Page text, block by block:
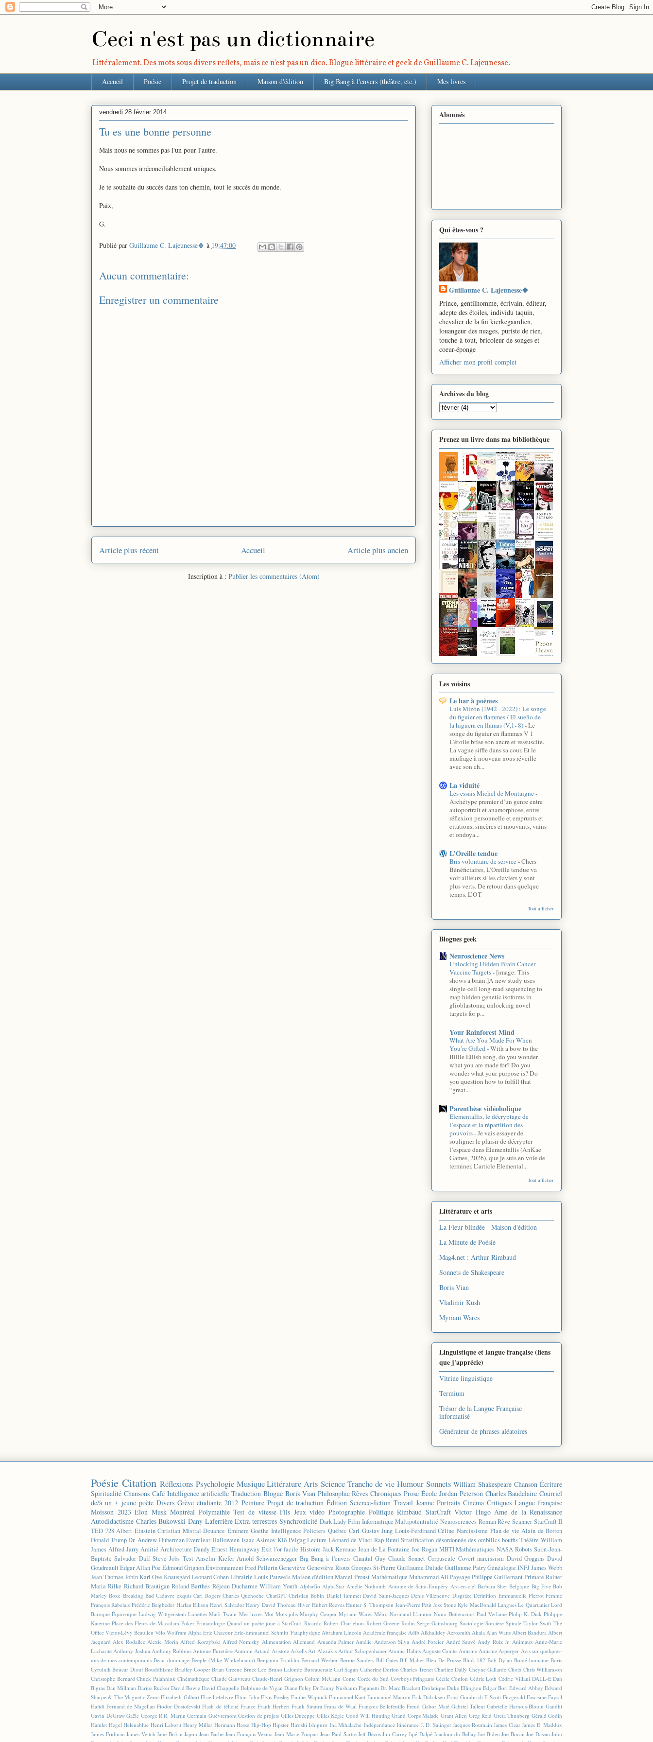
Ceci n'est pas un dictionnaire
Littéralement. Des mots sous divers reflets, mais ce n'est pas un dico. Blogue littéraire et geek de Guillaume C. Lajeunesse.
Accueil Poésie Projet de traduction Maison d'édition Big Bang à l'envers (théâtre, etc.) Mes livres
vendredi 28 février 2014
Tu es une bonne personne
Mais nous ne sommes pas l'un pour l'autre.
Nous sommes irréconciliablement uniques.
Je te souhaite du succès dans ton chemin, tout le succès du monde.
Paix,
G.
Publié par Guillaume C. Lajeunesse🍀 à 19:47:00
Aucun commentaire:
Enregistrer un commentaire
Article plus récent Article plus ancien
Accueil
Inscription à : Publier les commentaires (Atom)
Abonnés
Qui êtes-vous ?
Guillaume C. Lajeunesse🍀
Prince, gentilhomme, écrivain, éditeur,
adepte des étoiles, individu taquin,
chevalier de la foi kierkegaardien,
louangeur des nuages, puriste de rien,
touche-à-tout, bricoleur de songes et
coeur-éponge
Afficher mon profil complet
Archives du blog
Prenez un livre dans ma bibliothèque
Les voisins
Le bar à poèmes
Luis Mizón (1942 - 2022) : Le songe
du figuier en flammes / El sueño de
la higuera en llamas (V,1- 8)-Le
songe du figuier en flammes V 1
L’étoile brise son ancre et ressuscite.
La vague siffle dans sa cour. Et le
naufrage à nouveau nous réveille
avec son ch...
La viduité
Les essais Michel de Montaigne-
Archétype premier d’un genre entre
autoportrait et anamorphose, entre
réflexion personnelle et emprunts et
citations, sincères et mouvants, vains
et ondoya...
L’Oreille tendue
Bris volontaire de service-Chers
Bénéficiaires, L’Oreille tendue va
voir ailleurs si les claviers y sont
plus verts. De retour dans quelque
temps. L’OT
Tout afficher
Blogues geek
Neuroscience News
Unlocking Hidden Brain Cancer
Vaccine Targets- [image: This
shows a brain.]A new study uses
single-cell long-read sequencing to
map hidden genetic isoforms in
glioblastoma, unlocking novel
targets for p...
Your Rainforest Mind
What Are You Made For When
You’re Gifted-With a bow to the
Billie Eilish song, do you wonder
what you are made for? Do you
wonder what your purpose is? Do
you question how to fulfill that
“great...
Parenthèse vidéoludique
Elementallis, le décryptage de
l’espace et la répartition des
pouvoirs-Je vais essayer de
souligner le plaisir de décrypter
l’espace dans Elementallis (AnKae
Games, 2026), que je suis en voie de
terminer. L’article Elemental...
Tout afficher
Littérature et arts
La Fleur blindée - Maison d'édition
La Minute de Poésie
Mag4.net : Arthur Rimbaud
Sonnets de Shakespeare
Boris Vian
Vladimir Kush
Myriam Wares
Linguistique et langue française (liens
que j'apprécie)
Vitrine linguistique
Termium
Trésor de la Langue Française
informatisé
Générateur de phrases aléatoires
Poésie Citation Réflexions Psychologie Musique Littérature Arts Science Tranche de vie Humour Sonnets William Shakespeare Chanson Écriture
Spiritualité Chansons Café Intelligence artificielle Traduction Blogue Boris Vian Philosophie Rêves Chroniques Prose École Jordan Peterson Charles Baudelaire Courriel
de/à un ± jeune poète Divers Grève étudiante 2012 Peinture Projet de traduction Édition Science-fiction Travail Jeanne Portraits Cinéma Critiques Langue française
Moisson 2023 Elon Musk Montréal Polymathie Test de vitesse Fils Jeux vidéo Photographie Politique Rimbaud StarCraft Victor Hugo Âme de la Renaissance
Autodidactisme Charles Bukowski Dany Laferrière Extra-terrestres Synchronicité Dark Lady Film Informatique Multipotentialité Neurosciences Roman Rêve Scanner StarCraft II
TED 728 Albert Einstein Christian Mistral Douance Eminem Goethe Intelligence Policiers Québec Carl Gustav Jung Louis-Ferdinand Céline Narcissisme Plan de vie Alain de Botton
Donald Trump Dr. Andrew Huberman Everclear Halloween Isaac Asimov Klô Pelgag Lecture Léonard de Vinci Rap Rumi Stratification désordonnée des ombilics bouffis Théâtre William
James Alfred Jarry Amitié Architecture Dandy Ernest Hemingway Exit l'or facile Histoire Jack Kerouac Jean de La Fontaine Joe Rogan MBTI Mathématiques NASA Robots Saint-Jean-
Baptiste Salvador Dalí Steve Jobs Test Anselm Kiefer Arnold Schwarzenegger Big Bang à l'envers Chantal Guy Claude Sonnet Corpuscule Covert narcissism David Goggins David
Goudreault Edgar Allan Poe Edmond GrignonEnvironnement Fred PellerinGeneviève Geneviève RiouxGeorges St-Pierre Guillaume Dulude Guillaume PatryGénéalogie INFJJames Webb
Jean-Thomas JobinKarl Ove KnausgårdLeonard CohenLibrairie Louis PauwelsMaison d'éditionMarcel Proust Mathématique Muhammad Ali Paysage Philippe Guillemant Primate Rainer
Maria Rilke Richard Brautigan Roland Barthes Réjean Ducharme William Youth AlphaGo AlphaStar Amélie Nothomb Antoine de Saint-Exupéry Arc-en-ciel Barbara Sher Belgique Big Five Bob
Marley Boxe Breaking Bad Cadavre exquis Carl Rogers Charles Quenoche ChatGPT Christian Bobin Daniel Tammet David Saint-Jacques Denis Villeneuve Disgrâce Définition Emmanuelle Pierrot Femme
François Rabelais Frédéric Beigbeder Harlan Ellison Henri Salvador Henry David Thoreau Hiver Hubert Reeves Hunter S. Thompson Jean-Pierre Petit Joss Stone Kyle MacDonald Langues Le Quartanier Lord
Baroque Équivoque Ludwig Wittgenstein Lunettes Mark Twain Mes livres Mot Mots jolis Murphy Cooper Myriam Wares Métro Normand L'amour Nuno Bettencourt Paul Verlaine Philip K. Dick Philippe
Katerine Place des Fleurs-de-Macadam Poker Primatologie Quand un poète joue à StarCraft Ricardo Robert Charlebois Robert Greene Rodin Serge Gainsbourg Sociologie Sorcière Spirale Taylor Swift The
Office Victor-Lévy Beaulieu Vélo Wolfram Alpha Éric Chacour Éric-Emmanuel Schmitt 'Pataphysique Abraham Lincoln Académie française Adib Alkhalidey Aerosmith Akala Alan Watts Albert Bandura Albert
Jacquard Alex Rodallec Alexie Morin Alfred Korzybski Alfred Nomisky Alimentation Allemand Amanda Palmer Amélie Anderson Silva André Forcier André Sauvé Andy Ruiz Jr. Animaux Anne-Marie
Lacharité Anthony Joshua Anthony Robbins Antoine Furetière Antonin Artaud Aristote Arkells Art Alexakis Arthur Schopenhauer Atomic Habits Auguste Comte Autisme Autisme Asperger Avis sur quelques-
uns de mes contemporains Beau dommage Beeple (Mike Winkelmann) Benjamin Franklin Bernard Werber Bernie Sanders Bill Gates Bill Maher Bleu De Prusse Blink-182 Bob Dylan Bonté humaine Boris
Cyrulnik Boucar Diouf Bouddhisme Bradley Cooper Brian Greene Bruce Lee Bruno Lalonde Bureaucratie Carl Sagan Catherine Dorion Charles Trenet Charline Dally Cheyne Gallarde Choix Chris Williamson
Christophe Bernard Chuck Palahniuk Cinémathèque Claude Gauvreau Claude-Henri Grignon Colum McCann Conte Corée du Sud Cowboys Fringants Cécile Coulon Cédric Loth Cédric Villani DALL-E Dan
Bigras Dan Millman Darius Rucker David Bowie David Chappelle Delphine de Vigan Diane Foley Dr Fanny Nusbaum Paganetti Dr. Marc Brackett Drolatique Duke Ellington Edgar Bori Edward Abbey Edward
Sharpe & The Magnetic Zeros Elizabeth Gilbert Elsie Lefebvre Elton John Elvis Presley Emilie Wapnick Emmanuel Kant Emmanuel Macron Erik Didriksen Ernst Gombrich F. Scott Fitzgerald Fascisme Faysal
Hafidi Fernand de Magellan Fiodor Dostoïevski Flash de félicité France Frank Herbert Frank Sinatra Frans de Waal François Bellefeuille Freud Gabor Maté Gabriel Tallent Gabrielle Harnois-Blouin Gandhi
Gavin DeGraw Gaële George R.R. Martin Germain Guèvremont Gestion de projets Gilles Duceppe Gilles Kègle Good Will Hunting Grand Corps Malade Grant Allen Greg Reid Greta Thunberg Gérald Godin
Hamlet Hegel Helenablue Henri Laborit Henry Miller Hermann Hesse Hip-Hop Hipster Hiroshi Ishiguro Ina Mihalache Indépendance Itinérance J. D. Salinger Jacques Roumain James Clear James E. Maddux
James Fridman James Veitch Jane Birkin Japon Jean Barbe Jean-François Vezina Jean-Marie Poupart Jean-Paul Sartre Jeff Bezos Jim Carrey Jipé Dalpé Joachim du Bellay Joe Biden Joe Bocan Joe Dassin John